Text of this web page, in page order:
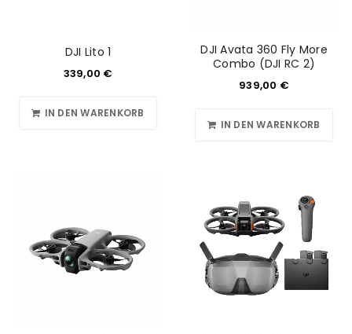
DJI Lito 1
339,00 €
IN DEN WARENKORB
DJI Avata 360 Fly More
Combo (DJI RC 2)
939,00 €
IN DEN WARENKORB